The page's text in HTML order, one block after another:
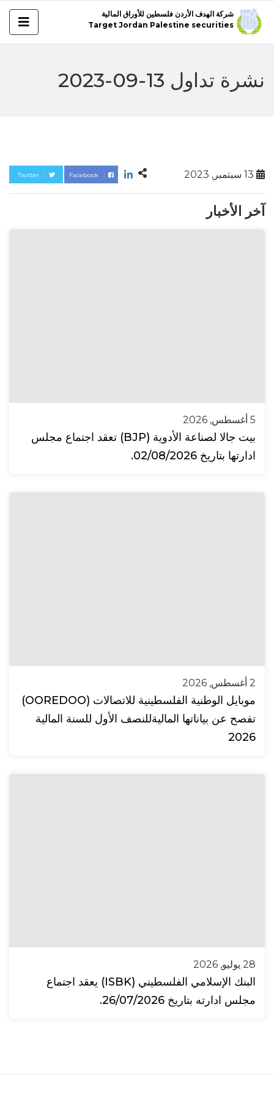
شركة الهدف الأردن فلسطين للأوراق المالية
Target Jordan Palestine securities
نشرة تداول 13-09-2023
Twitter Facebook
آخر الأخبار
5 أغسطس, 2026
بيت جالا لصناعة الأدوية (BJP) تعقد اجتماع مجلس
ادارتها بتاريخ 02/08/2026.
2 أغسطس, 2026
موبايل الوطنية الفلسطينية للاتصالات (OOREDOO)
تفصح عن بياناتها الماليةللنصف الأول للسنة المالية
2026
28 يوليو, 2026
البنك الإسلامي الفلسطيني (ISBK) يعقد اجتماع
مجلس ادارته بتاريخ 26/07/2026.